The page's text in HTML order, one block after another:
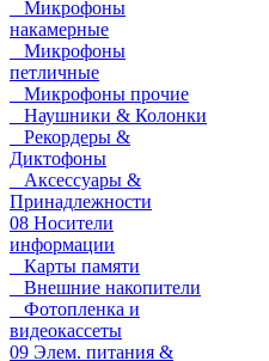
Микрофоны
накамерные
Микрофоны
петличные
Микрофоны прочие
Наушники & Колонки
Рекордеры &
Диктофоны
Аксессуары &
Принадлежности
08 Носители
информации
Карты памяти
Внешние накопители
Фотопленка и
видеокассеты
09 Элем. питания &